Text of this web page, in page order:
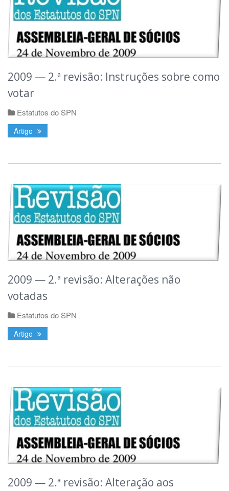
2009 — 2.ª revisão: Instruções sobre como
votar
Estatutos do SPN
Artigo
2009 — 2.ª revisão: Alterações não
votadas
Estatutos do SPN
Artigo
2009 — 2.ª revisão: Alteração aos